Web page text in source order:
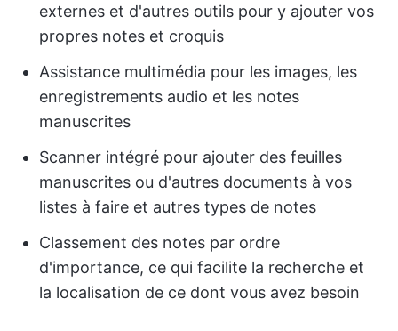
externes et d'autres outils pour y ajouter vos
propres notes et croquis
Assistance multimédia pour les images, les
enregistrements audio et les notes
manuscrites
Scanner intégré pour ajouter des feuilles
manuscrites ou d'autres documents à vos
listes à faire et autres types de notes
Classement des notes par ordre
d'importance, ce qui facilite la recherche et
la localisation de ce dont vous avez besoin